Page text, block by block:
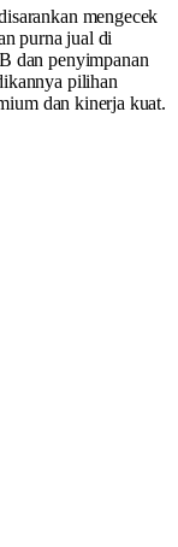
mengecek
purna jual di
dan penyimpanan
pilihan
dan kinerja kuat.